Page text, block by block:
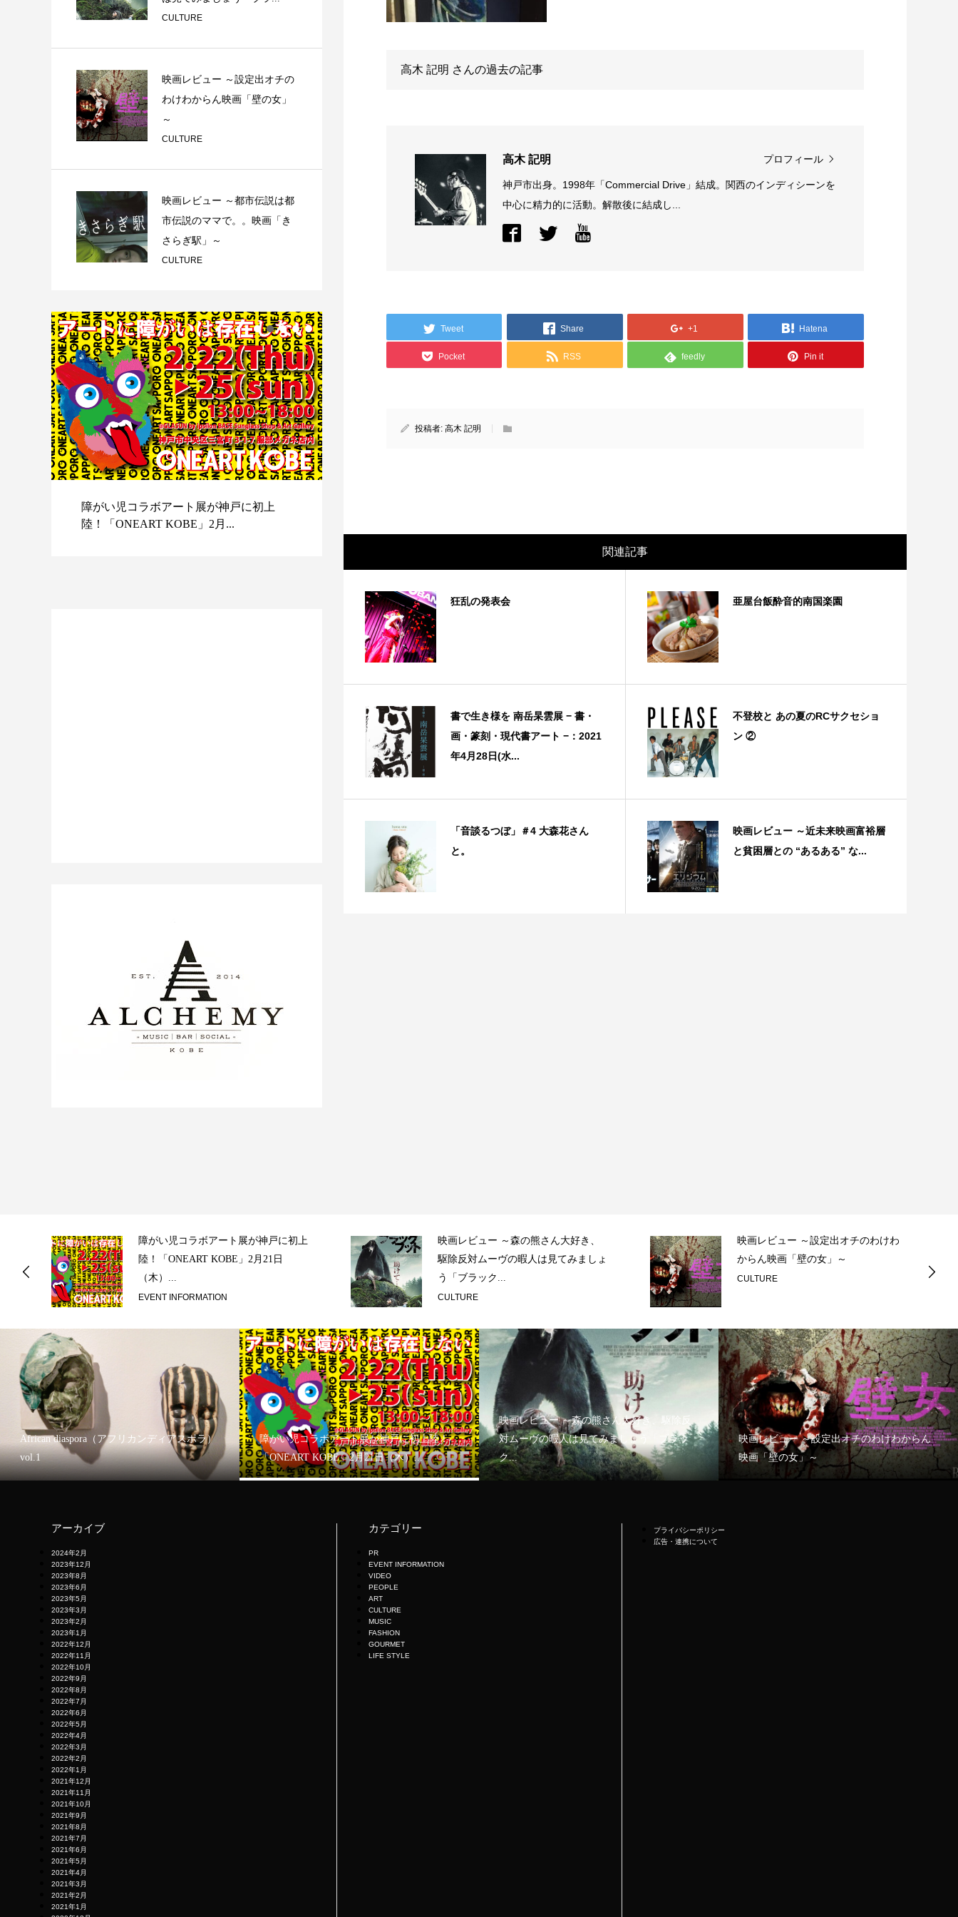
高木 記明 さんの過去の記事
高木 記明 プロフィール
神戸市出身。1998年「Commercial Drive」結成。関西のインディシーンを
中心に精力的に活動。解散後に結成し...
Tweet Share +1 Hatena
Pocket RSS feedly Pin it
投稿者:高木 記明
関連記事
狂乱の発表会 亜屋台飯酔音的南国楽園
書で生き様を 南岳杲雲展 − 書・
画・篆刻・現代書アート −：2021
年4月28日(水...
不登校と あの夏のRCサクセショ
ン ②
「音談るつぼ」＃4 大森花さん
と。
映画レビュー ～近未来映画富裕層
と貧困層との “あるある” な...
CULTURE
映画レビュー ～設定出オチの
わけわからん映画「壁の女」
～
CULTURE
映画レビュー ～都市伝説は都
市伝説のママで。。映画「き
さらぎ駅」～
CULTURE
障がい児コラボアート展が神戸に初上
陸！「ONEART KOBE」2月...
映画レビュー ～森の熊さん大好き、駆除
映画レビュー ～設定出オチのわけわから
ん映画「壁の女」～
映画レビュ
障がい児コラボアート展が神戸に初上
陸！「ONEART KOBE」2月21日
（木）...
EVENT INFORMATION
映画レビュー ～森の熊さん大好き、
駆除反対ムーヴの暇人は見てみましょ
う「ブラック...
CULTURE
映画レビュー ～設定出オチのわけわ
からん映画「壁の女」～
CULTURE
African diaspora（アフリカンディアスポラ）
vol.1
障がい児コラボアート展が神戸に初上陸！
「ONEART KOBE」2月21日（木）...
映画レビュー ～森の熊さん大好き、駆除反
対ムーヴの暇人は見てみましょう「ブラッ
ク...
映画レビュー ～設定出オチのわけわからん
映画「壁の女」～
アーカイブ
2024年2月
2023年12月
2023年8月
2023年6月
2023年5月
2023年3月
2023年2月
2023年1月
2022年12月
2022年11月
2022年10月
2022年9月
2022年8月
2022年7月
2022年6月
2022年5月
2022年4月
2022年3月
2022年2月
2022年1月
2021年12月
2021年11月
2021年10月
2021年9月
2021年8月
2021年7月
2021年6月
2021年5月
2021年4月
2021年3月
2021年2月
2021年1月
カテゴリー
PR
EVENT INFORMATION
VIDEO
PEOPLE
ART
CULTURE
MUSIC
FASHION
GOURMET
LIFE STYLE
プライバシーポリシー
広告・連携について